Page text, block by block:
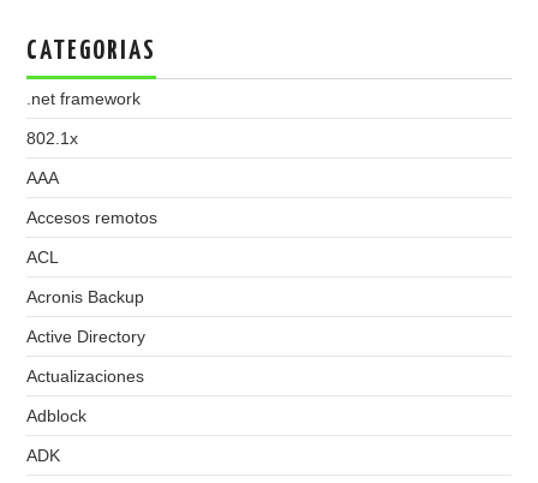
CATEGORIAS
.net framework
802.1x
AAA
Accesos remotos
ACL
Acronis Backup
Active Directory
Actualizaciones
Adblock
ADK